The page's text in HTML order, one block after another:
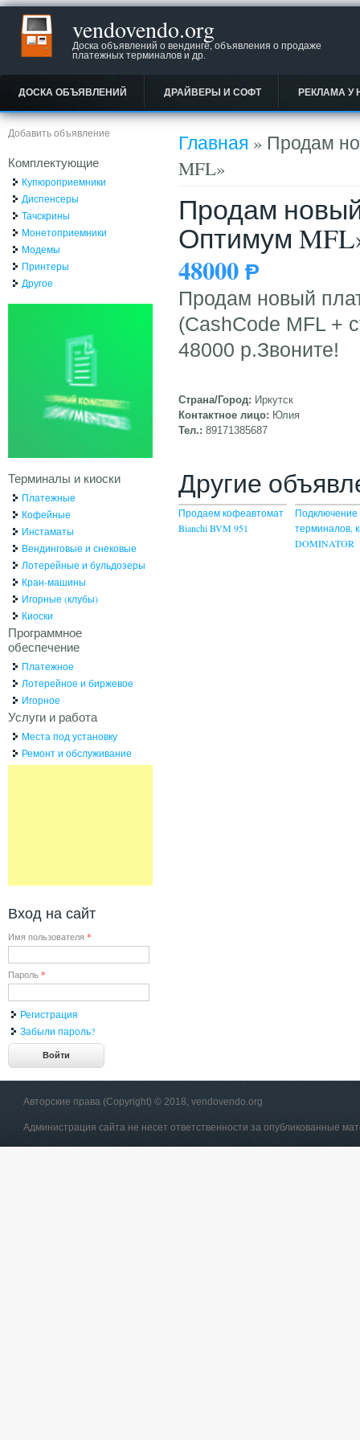
vendovendo.org
Доска объявлений о вендинге, объявления о продаже
платежных терминалов и др.
ДОСКА ОБЪЯВЛЕНИЙ ДРАЙВЕРЫ И СОФТ РЕКЛАМА У
Вы здесь
Главная » Продам
MFL»
Продам
Оптимум
48000 Ᵽ
Продам новый
(CashCode MFL +
48000 р.Звоните!
Страна/Город: Иркутск
Контактное лицо: Юлия
Тел.: 89171385687
Другие
Продаем кофеавтомат
Bianchi BVM 951
Подключение
терминалов,
DOMINATOR
Добавить объявление
Комплектующие
Купюроприемники
Диспенсеры
Тачскрины
Монетоприемники
Модемы
Принтеры
Другое
Терминалы и киоски
Платежные
Кофейные
Инстаматы
Вендинговые и снековые
Лотерейные и бульдозеры
Кран-машины
Игорные (клубы)
Киоски
Программное
обеспечение
Платежное
Лотерейное и биржевое
Игорное
Услуги и работа
Места под установку
Ремонт и обслуживание
Вход на сайт
Имя пользователя *
Пароль *
Регистрация
Забыли пароль?
Авторские права (Copyright) © 2018, vendovendo.org
Администрация сайта не несет ответственности за опубликованные